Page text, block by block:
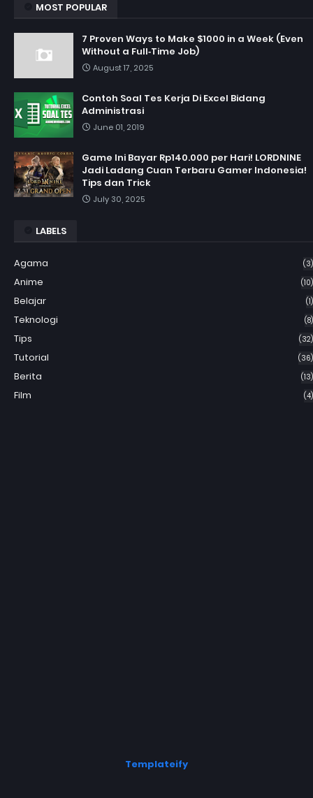
MOST POPULAR
7 Proven Ways to Make $1000 in a Week (Even
Without a Full‑Time Job)
August 17, 2025
Contoh Soal Tes Kerja Di Excel Bidang
Administrasi
June 01, 2019
Game Ini Bayar Rp140.000 per Hari! LORDNINE
Jadi Ladang Cuan Terbaru Gamer Indonesia!
Tips dan Trick
July 30, 2025
LABELS
Agama (3)
Anime (10)
Belajar (1)
Teknologi (8)
Tips (32)
Tutorial (36)
Berita (13)
Film (4)